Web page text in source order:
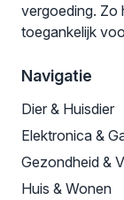
vergoeding. Zo
toegankelijk
Navigatie
Dier & Huisdier
Elektronica &
Gezondheid &
Huis & Wonen